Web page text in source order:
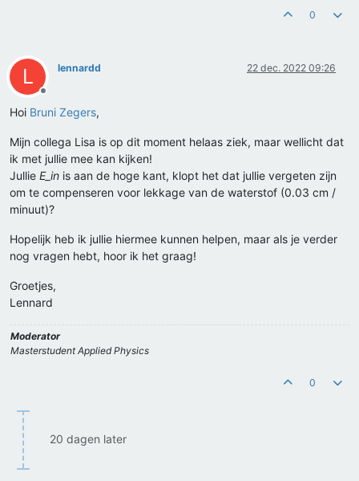
0
L
Offline
lennardd 22 dec. 2022 09:26
Hoi Bruni Zegers,
Mijn collega Lisa is op dit moment helaas ziek, maar wellicht dat
ik met jullie mee kan kijken!
Jullie E_in is aan de hoge kant, klopt het dat jullie vergeten zijn
om te compenseren voor lekkage van de waterstof (0.03 cm /
minuut)?
Hopelijk heb ik jullie hiermee kunnen helpen, maar als je verder
nog vragen hebt, hoor ik het graag!
Groetjes,
Lennard
Moderator
Masterstudent Applied Physics
0
20 dagen later